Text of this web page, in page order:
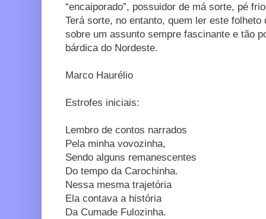
“encaiporado”, possuidor de má sorte, pé
Terá sorte, no entanto, quem ler este
sobre um assunto sempre fascinante e tão
bárdica do Nordeste.
Marco Haurélio
Estrofes iniciais:
Lembro de contos narrados
Pela minha vovozinha,
Sendo alguns remanescentes
Do tempo da Carochinha.
Nessa mesma trajetória
Ela contava a história
Da Cumade Fulozinha.